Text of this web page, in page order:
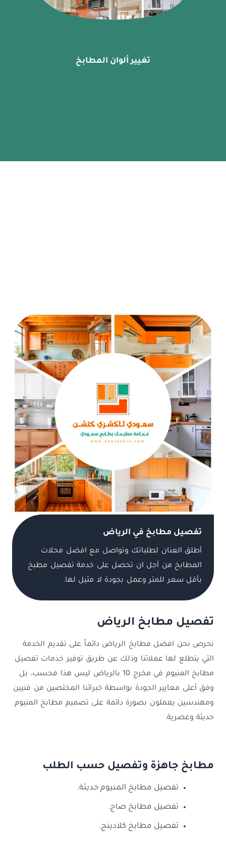
تغيير ألوان المطابخ
تفصيل مطابخ في الرياض
أطلق العنان لطلباتك وتواصل مع افضل محلات
المطابخ من أجل ان تحصل على خدمة تفصيل مطبخ
بأقل سعر للمتر وعمل بجودة لا مثيل لها.
تفصيل مطابخ الرياض
نحرص نحن افضل مطابخ الرياض دائماً على تقديم الخدمة
التي يتطلع لها عملائنا وذلك عن طريق توفير خدمات تفصيل
مطابخ المنيوم في مخرج 10 بالرياض ليس هذا فحسب، بل
وفق أعلى معايير الجودة بواسطة خبرائنا المختصين من فنيين
ومهندسين يعملون بصورة دائمة على تصميم مطابخ المنيوم
حديثة وعصرية.
مطابخ جاهزة وتفصيل حسب الطلب
تفصيل مطابخ المنيوم حديثة.
تفصيل مطابخ صاج.
تفصيل مطابخ كلادينج.